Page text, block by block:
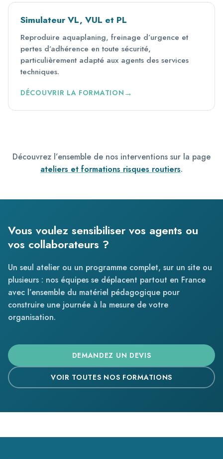
Simulateur VL, VUL et PL
Reproduire aquaplaning, freinage d’urgence et
pertes d’adhérence en toute sécurité,
particulièrement adapté aux agents des services
techniques.
DÉCOUVRIR LA FORMATION
Découvrez l’ensemble de nos interventions sur la page
ateliers et formations risques routiers.
Vous voulez sensibiliser vos agents ou
vos collaborateurs ?
Un seul atelier ou un programme complet, sur un site ou
plusieurs : nos équipes se déplacent partout en France
avec l’ensemble du matériel pédagogique pour
construire une journée à la mesure de votre
organisation.
DEMANDEZ UN DEVIS
VOIR TOUTES NOS FORMATIONS